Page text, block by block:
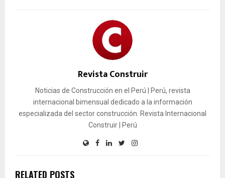
Revista Construir
Noticias de Construcción en el Perú | Perú, revista
internacional bimensual dedicado a la información
especializada del sector construcción. Revista Internacional
Construir | Perú
RELATED POSTS